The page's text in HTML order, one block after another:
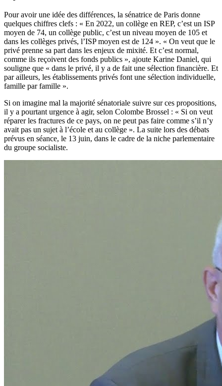
Pour avoir une idée des différences, la sénatrice de Paris donne
quelques chiffres clefs : « En 2022, un collège en REP, c’est un ISP
moyen de 74, un collège public, c’est un niveau moyen de 105 et
dans les collèges privés, l’ISP moyen est de 124 ». « On veut que le
privé prenne sa part dans les enjeux de mixité. Et c’est normal,
comme ils reçoivent des fonds publics », ajoute Karine Daniel, qui
souligne que « dans le privé, il y a de fait une sélection financière. Et
par ailleurs, les établissements privés font une sélection individuelle,
famille par famille ».
Si on imagine mal la majorité sénatoriale suivre sur ces propositions,
il y a pourtant urgence à agir, selon Colombe Brossel : « Si on veut
réparer les fractures de ce pays, on ne peut pas faire comme s’il n’y
avait pas un sujet à l’école et au collège ». La suite lors des débats
prévus en séance, le 13 juin, dans le cadre de la niche parlementaire
du groupe socialiste.